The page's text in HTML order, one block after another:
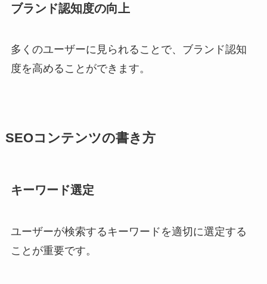
ブランド認知度の向上
多くのユーザーに見られることで、ブランド認知
度を高めることができます。
SEOコンテンツの書き方
キーワード選定
ユーザーが検索するキーワードを適切に選定する
ことが重要です。